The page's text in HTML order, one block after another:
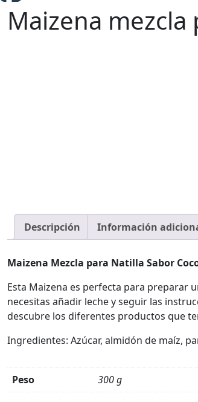
Maizena
Descripción Información
Maizena Mezcla para Natilla Sabor
Esta Maizena es perfecta para preparar
necesitas añadir leche y seguir las
descubre los diferentes productos que
Ingredientes: Azúcar, almidón de maíz,
Peso 300 g